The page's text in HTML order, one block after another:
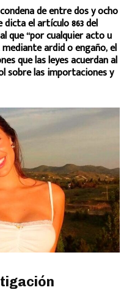
de entre dos y ocho
dicta el artículo 863 del
que “por cualquier acto u
ardid o engaño, el
que las leyes acuerdan al
sobre las importaciones y